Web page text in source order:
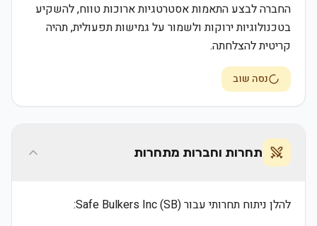
החברה לבצע התאמות אסטרטגיות ארוכות טווח, להשקיע
בטכנולוגיות ירוקות ולשמור על גמישות תפעולית, תהיה
קריטית להצלחתה.
נסה שוב
תחרות וחברות מתחרות
להלן ניתוח תחרותי עבור Safe Bulkers Inc (SB):